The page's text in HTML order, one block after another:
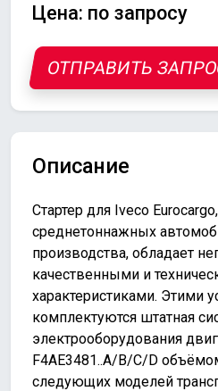
Цена: по запросу
ОТПРАВИТЬ
Описание
Стартер для Iveco
среднетоннажных
производства, обладает
качественными и
характеристиками. Этими
комплектуются штатная
электрооборудования
F4AE3481..A/B/C/D
следующих моделей